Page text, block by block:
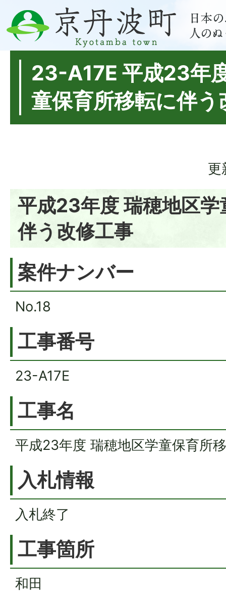
23-A17E 平成23年
童保育所移転に伴う
更
平成23年度 瑞穂地区
伴う改修工事
案件ナンバー
No.18
工事番号
23-A17E
工事名
平成23年度 瑞穂地区学童保育所
入札情報
入札終了
工事箇所
和田